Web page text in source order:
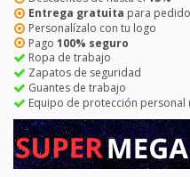
Entrega gratuita para
Personalízalo con tu logo
Pago 100% seguro
Ropa de trabajo
Zapatos de seguridad
Guantes de trabajo
Equipo de protección personal